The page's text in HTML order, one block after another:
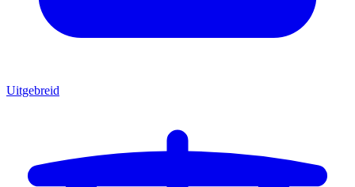
Uitgebreid